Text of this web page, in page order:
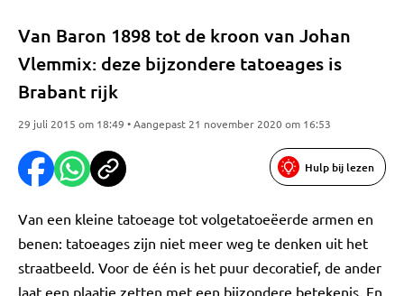
Van Baron 1898 tot de kroon van Johan
Vlemmix: deze bijzondere tatoeages is
Brabant rijk
29 juli 2015 om 18:49 • Aangepast 21 november 2020 om 16:53
Hulp bij lezen
Van een kleine tatoeage tot volgetatoeëerde armen en
benen: tatoeages zijn niet meer weg te denken uit het
straatbeeld. Voor de één is het puur decoratief, de ander
laat een plaatje zetten met een bijzondere betekenis. En